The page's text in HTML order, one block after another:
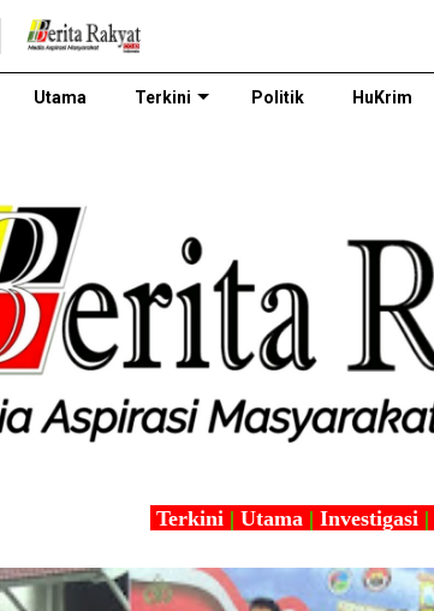
Utama Terkini Politik HuKrim
Terkini | Utama | Investigasi |